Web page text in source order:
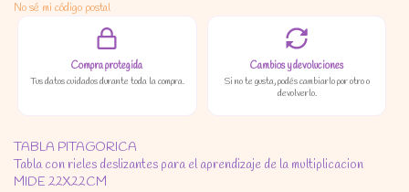
No sé mi código postal
Compra protegida
Tus datos cuidados durante toda la compra.
Cambios y devoluciones
Si no te gusta, podés cambiarlo por otro o
devolverlo.
TABLA PITAGORICA
Tabla con rieles deslizantes para el aprendizaje de la multiplicacion
MIDE 22X22CM